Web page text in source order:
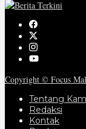
Copyright © Focus
Tentang
Redaksi
Kontak